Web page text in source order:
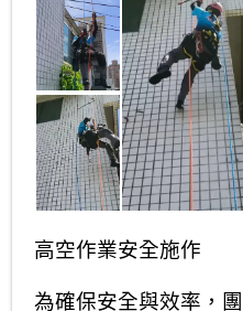
高空作業安全施作
為確保安全與效率，